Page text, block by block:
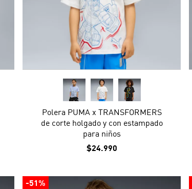
Polera PUMA x TRANSFORMERS
de corte holgado y con estampado
para niños
$24.990
-51%